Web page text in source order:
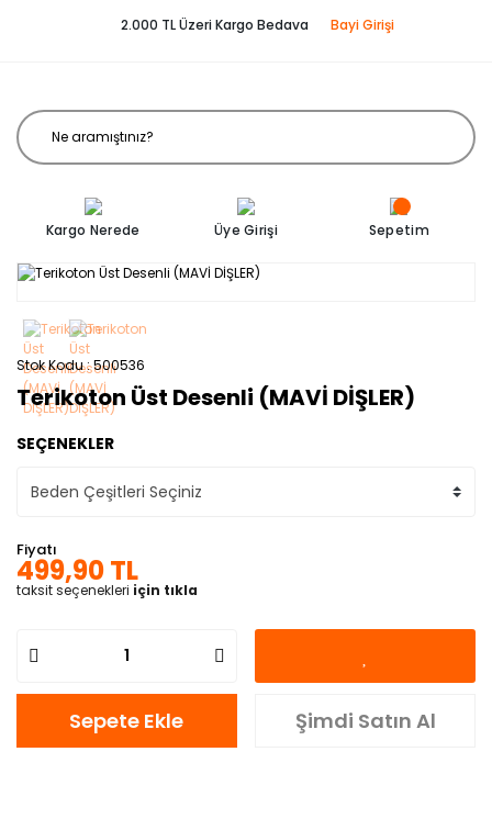
2.000 TL Üzeri Kargo Bedava Bayi Girişi
Kargo Nerede Üye Girişi Sepetim
Stok Kodu 500536
Terikoton Üst Desenli (MAVİ DİŞLER)
SEÇENEKLER
Fiyatı
499,90 TL
taksit seçenekleri için tıkla
Sepete Ekle Şimdi Satın Al